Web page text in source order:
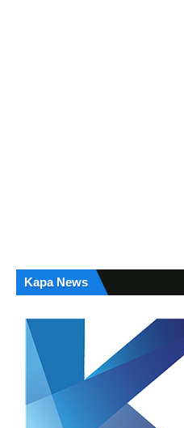
Kapa News